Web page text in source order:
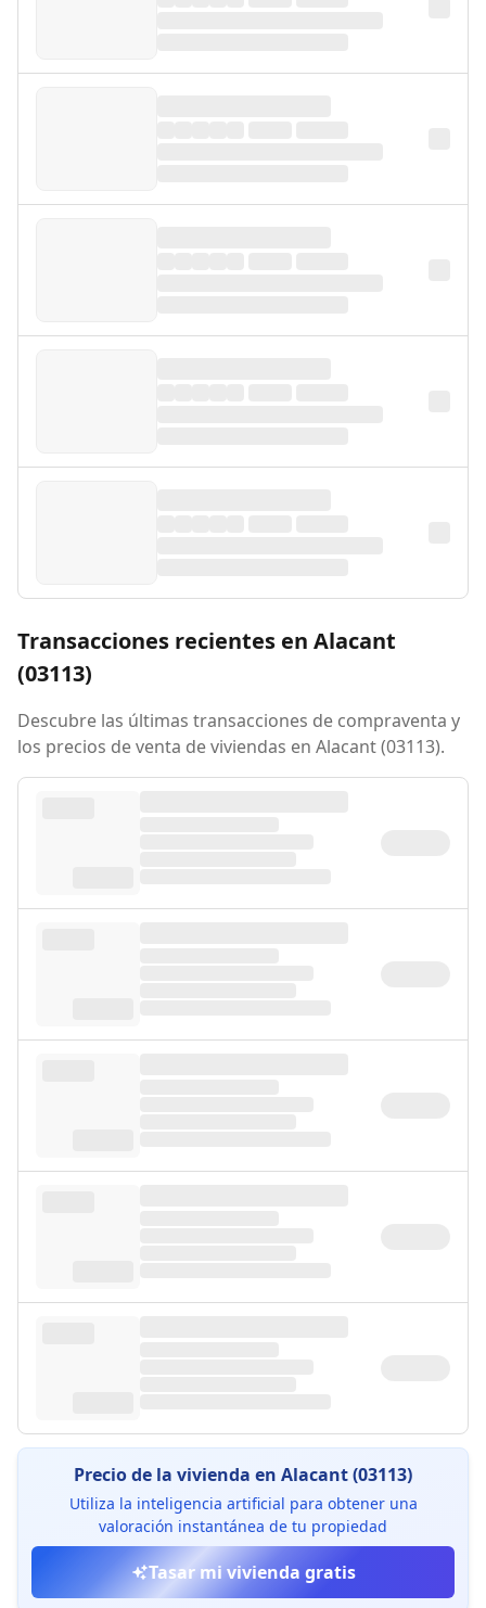
Transacciones recientes en Alacant
(03113)
Descubre las últimas transacciones de compraventa y
los precios de venta de viviendas en Alacant (03113).
Precio de la vivienda en Alacant (03113)
Utiliza la inteligencia artificial para obtener una
valoración instantánea de tu propiedad
Tasar mi vivienda gratis